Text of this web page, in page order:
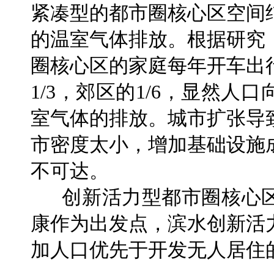
紧凑型的都市圈核心区空
的温室气体排放。根据研
圈核心区的家庭每年开车
1/3，郊区的1/6，显然人口
室气体的排放。城市扩张
市密度太小，增加基础设
不可达。
创新活力型都市圈核心
康作为出发点，滨水创新
加人口优先于开发无人居